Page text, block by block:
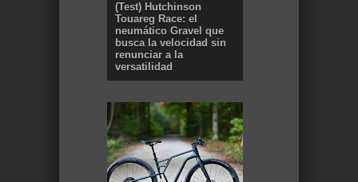
(Test) Hutchinson
Touareg Race: el
neumático Gravel que
busca la velocidad sin
renunciar a la
versatilidad